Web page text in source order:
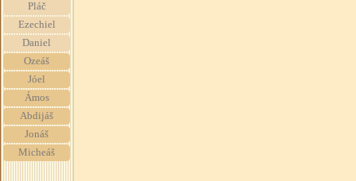
Pláč
Ezechiel
Daniel
Ozeáš
Jóel
Ámos
Abdijáš
Jonáš
Micheáš